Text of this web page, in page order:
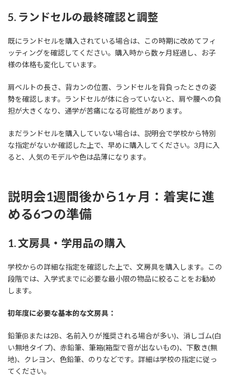
5. ランドセルの最終確認と調整
既にランドセルを購入されている場合は、この時期に改めてフィ
ッティングを確認してください。購入時から数ヶ月経過し、お子
様の体格も変化しています。
肩ベルトの長さ、背カンの位置、ランドセルを背負ったときの姿
勢を確認します。ランドセルが体に合っていないと、肩や腰への負
担が大きくなり、通学が苦痛になる可能性があります。
まだランドセルを購入していない場合は、説明会で学校から特別
な指定がないか確認した上で、早めに購入してください。3月に入
ると、人気のモデルや色は品薄になります。
説明会1週間後から1ヶ月：着実に進
める6つの準備
1. 文房具・学用品の購入
学校からの詳細な指定を確認した上で、文房具を購入します。この
段階では、入学式までに必要な最小限の物品に絞ることをお勧め
します。
初年度に必要な基本的な文房具：
鉛筆(Bまたは2B、名前入りが推奨される場合が多い)、消しゴム(白
い無地タイプ)、赤鉛筆、筆箱(箱型で音が出ないもの)、下敷き(無
地)、クレヨン、色鉛筆、のりなどです。詳細は学校の指定に従っ
てください。